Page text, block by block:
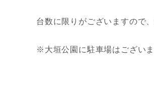
台数に限りがございますので
※大垣公園に駐車場はございま